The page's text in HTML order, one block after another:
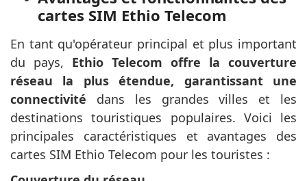
cartes SIM Ethio Telecom
En tant qu'opérateur principal et plus important
du pays, Ethio Telecom offre la couverture
réseau la plus étendue, garantissant une
connectivité dans les grandes villes et les
destinations touristiques populaires. Voici les
principales caractéristiques et avantages des
cartes SIM Ethio Telecom pour les touristes :